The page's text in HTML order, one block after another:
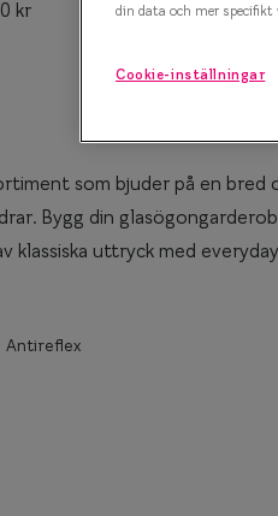
Oscar Jacobson x
kr
som bjuder på en bred
Bygg din
klassiska uttryck med
Antireflex
din data och mer specifikt
Cookie-inställningar